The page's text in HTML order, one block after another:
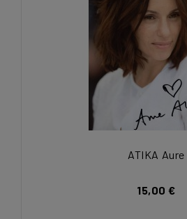
ATIKA Aure
15,00 €